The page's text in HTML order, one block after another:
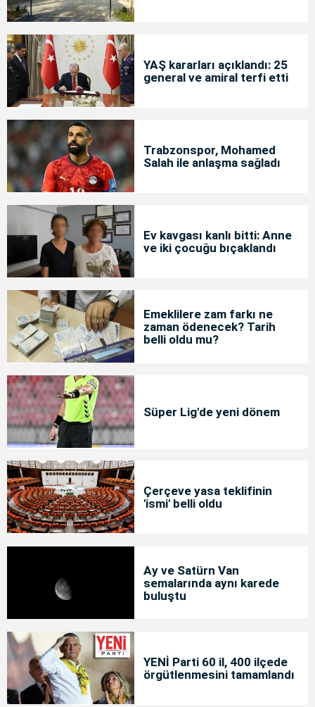
YAŞ kararları açıklandı: 25
general ve amiral terfi etti
Trabzonspor, Mohamed
Salah ile anlaşma sağladı
Ev kavgası kanlı bitti: Anne
ve iki çocuğu bıçaklandı
Emeklilere zam farkı ne
zaman ödenecek? Tarih
belli oldu mu?
Süper Lig'de yeni dönem
Çerçeve yasa teklifinin
'ismi' belli oldu
Ay ve Satürn Van
semalarında aynı karede
buluştu
YENİ Parti 60 il, 400 ilçede
örgütlenmesini tamamlandı